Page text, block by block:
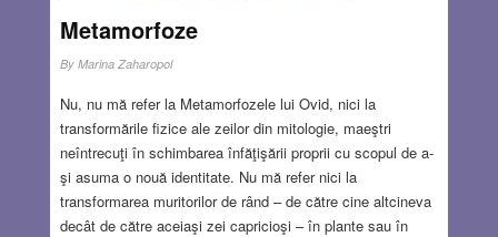
Metamorfoze
By Marina Zaharopol
Nu, nu mă refer la Metamorfozele lui Ovid, nici la
transformările fizice ale zeilor din mitologie, maeştri
neîntrecuţi în schimbarea înfăţişării proprii cu scopul de a-
şi asuma o nouă identitate. Nu mă refer nici la
transformarea muritorilor de rând – de către cine altcineva
decât de către aceiaşi zei capricioşi – în plante sau în